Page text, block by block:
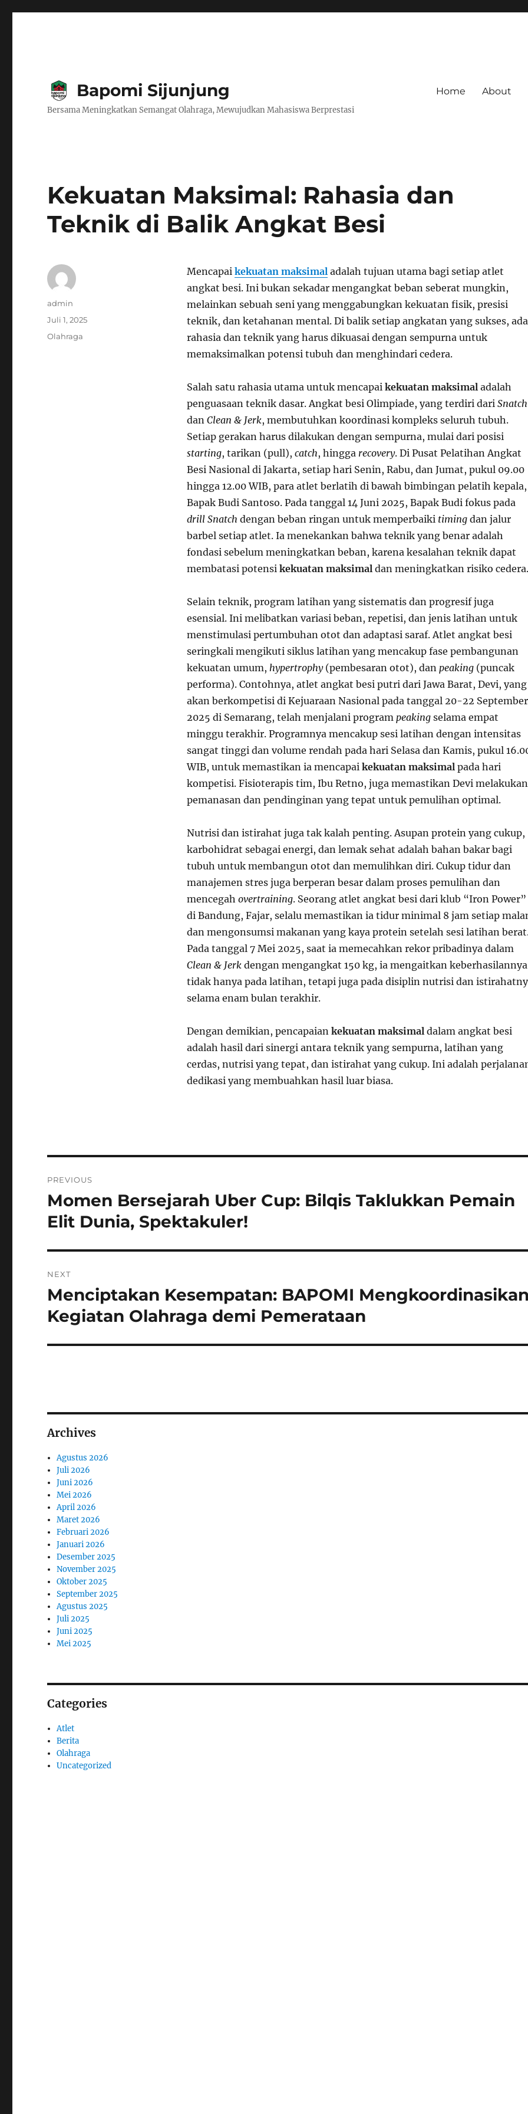
Bapomi Sijunjung
Bersama Meningkatkan Semangat Olahraga, Mewujudkan Mahasiswa Berprestasi
Home About
Kekuatan Maksimal: Rahasia dan
Teknik di Balik Angkat Besi
Mencapai kekuatan maksimaladalah tujuan utama bagi setiap atlet
angkat besi. Ini bukan sekadar mengangkat beban seberat mungkin,
melainkan sebuah seni yang menggabungkan kekuatan fisik, presisi
teknik, dan ketahanan mental. Di balik setiap angkatan yang sukses, ada
rahasia dan teknik yang harus dikuasai dengan sempurna untuk
memaksimalkan potensi tubuh dan menghindari cedera.
Salah satu rahasia utama untuk mencapai kekuatan maksimaladalah
penguasaan teknik dasar. Angkat besi Olimpiade, yang terdiri dari Snatch
dan Clean & Jerk, membutuhkan koordinasi kompleks seluruh tubuh.
Setiap gerakan harus dilakukan dengan sempurna, mulai dari posisi
starting, tarikan (pull), catch, hingga recovery. Di Pusat Pelatihan Angkat
Besi Nasional di Jakarta, setiap hari Senin, Rabu, dan Jumat, pukul 09.00
hingga 12.00 WIB, para atlet berlatih di bawah bimbingan pelatih kepala,
Bapak Budi Santoso. Pada tanggal 14 Juni 2025, Bapak Budi fokus pada
drill Snatch dengan beban ringan untuk memperbaiki timingdan jalur
barbel setiap atlet. Ia menekankan bahwa teknik yang benar adalah
fondasi sebelum meningkatkan beban, karena kesalahan teknik dapat
membatasi potensi kekuatan maksimaldan meningkatkan risiko cedera.
Selain teknik, program latihan yang sistematis dan progresif juga
esensial. Ini melibatkan variasi beban, repetisi, dan jenis latihan untuk
menstimulasi pertumbuhan otot dan adaptasi saraf. Atlet angkat besi
seringkali mengikuti siklus latihan yang mencakup fase pembangunan
kekuatan umum, hypertrophy(pembesaran otot), dan peaking(puncak
performa). Contohnya, atlet angkat besi putri dari Jawa Barat, Devi, yang
akan berkompetisi di Kejuaraan Nasional pada tanggal 20-22 September
2025 di Semarang, telah menjalani program peakingselama empat
minggu terakhir. Programnya mencakup sesi latihan dengan intensitas
sangat tinggi dan volume rendah pada hari Selasa dan Kamis, pukul
WIB, untuk memastikan ia mencapai kekuatan maksimalpada hari
kompetisi. Fisioterapis tim, Ibu Retno, juga memastikan Devi melakukan
pemanasan dan pendinginan yang tepat untuk pemulihan optimal.
Nutrisi dan istirahat juga tak kalah penting. Asupan protein yang cukup,
karbohidrat sebagai energi, dan lemak sehat adalah bahan bakar bagi
tubuh untuk membangun otot dan memulihkan diri. Cukup tidur dan
manajemen stres juga berperan besar dalam proses pemulihan dan
mencegah overtraining. Seorang atlet angkat besi dari klub “Iron Power”
di Bandung, Fajar, selalu memastikan ia tidur minimal 8 jam setiap
dan mengonsumsi makanan yang kaya protein setelah sesi latihan
Pada tanggal 7 Mei 2025, saat ia memecahkan rekor pribadinya dalam
Clean & Jerkdengan mengangkat 150 kg, ia mengaitkan keberhasilannya
tidak hanya pada latihan, tetapi juga pada disiplin nutrisi dan
selama enam bulan terakhir.
Dengan demikian, pencapaian kekuatan maksimaldalam angkat besi
adalah hasil dari sinergi antara teknik yang sempurna, latihan yang
cerdas, nutrisi yang tepat, dan istirahat yang cukup. Ini adalah
dedikasi yang membuahkan hasil luar biasa.
Author
admin
Posted
on
Juli 1, 2025
Categories
Olahraga
pos
PREVIOUS
Previous
post:
Momen Bersejarah Uber Cup: Bilqis Taklukkan Pemain
Elit Dunia, Spektakuler!
NEXT
Next
post:
Menciptakan Kesempatan: BAPOMI
Kegiatan Olahraga demi Pemerataan
Archives
Agustus 2026
Juli 2026
Juni 2026
Mei 2026
April 2026
Maret 2026
Februari 2026
Januari 2026
Desember 2025
November 2025
Oktober 2025
September 2025
Agustus 2025
Juli 2025
Juni 2025
Mei 2025
Categories
Atlet
Berita
Olahraga
Uncategorized